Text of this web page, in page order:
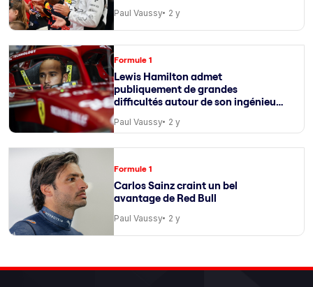
Paul Vaussy 2 y
Formule 1
Lewis Hamilton admet
publiquement de grandes
difficultés autour de son ingénieur
Paul Vaussy 2 y
Formule 1
Carlos Sainz craint un bel
avantage de Red Bull
Paul Vaussy 2 y